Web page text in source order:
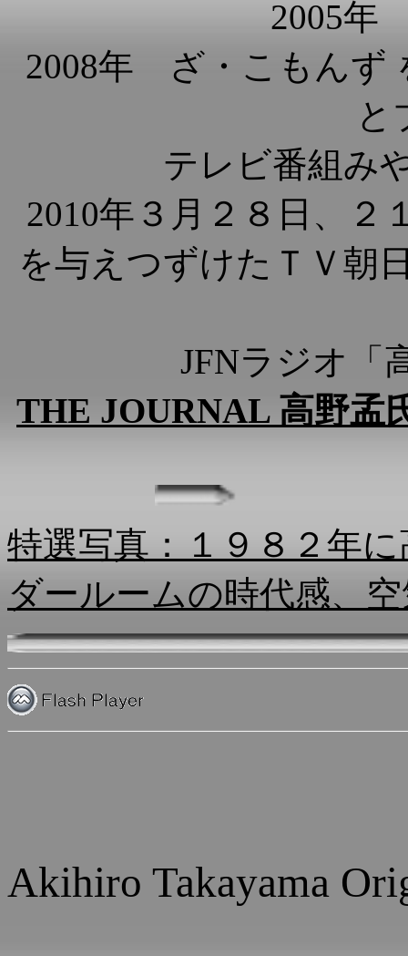
2005年
2008年 ざ・こもんず
と
テレビ番組み
2010年３月２８日、２
を与えつずけたＴＶ朝
JFNラジオ「
THE JOURNAL高野孟
特選写真：１９８２年
ダールームの時代感、
Akihiro Takayama